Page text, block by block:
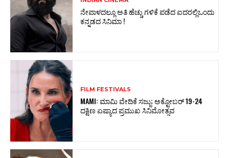
ನೇಪಾಳದಲ್ಲೂ ಅತಿ ಹೆಚ್ಚು ಗಳಿಕೆ ಪಡೆದ ಐದರಲ್ಲಿಒಂದು
ಕನ್ನಡದ ಸಿನಿಮಾ !
FILM FESTIVALS
MAMI: ಮಾಮಿ ವೇದಿಕೆ ಸಜ್ಜು; ಅಕ್ಟೋಬರ್‌ 19-24
ದಕ್ಷಿಣ ಏಷ್ಯಾದ ಪ್ರಮುಖ ಸಿನಿಮೋತ್ಸವ